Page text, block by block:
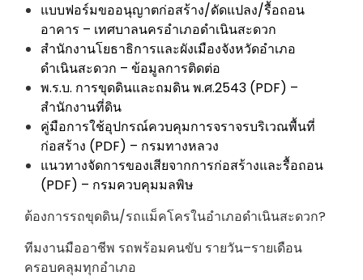
แบบฟอร์มขออนุญาตก่อสร้าง/ดัดแปลง/รื้อถอน
อาคาร – เทศบาลนครอำเภอดำเนินสะดวก
สำนักงานโยธาธิการและผังเมืองจังหวัดอำเภอ
ดำเนินสะดวก – ข้อมูลการติดต่อ
พ.ร.บ. การขุดดินและถมดิน พ.ศ.2543 (PDF) –
สำนักงานที่ดิน
คู่มือการใช้อุปกรณ์ควบคุมการจราจรบริเวณพื้นที่
ก่อสร้าง (PDF) – กรมทางหลวง
แนวทางจัดการของเสียจากการก่อสร้างและรื้อถอน
(PDF) – กรมควบคุมมลพิษ
ต้องการรถขุดดิน/รถแม็คโครในอำเภอดำเนินสะดวก?
ทีมงานมืออาชีพ รถพร้อมคนขับ รายวัน–รายเดือน
ครอบคลุมทุกอำเภอ